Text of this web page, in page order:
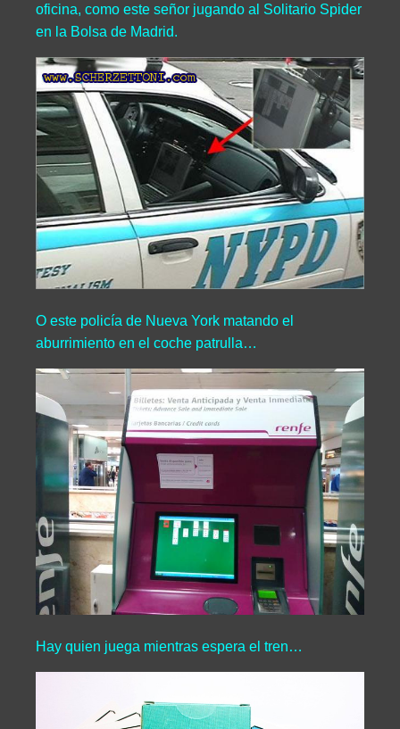
oficina, como este señor jugando al Solitario Spider
en la Bolsa de Madrid.
O este policía de Nueva York matando el
aburrimiento en el coche patrulla…
Hay quien juega mientras espera el tren…